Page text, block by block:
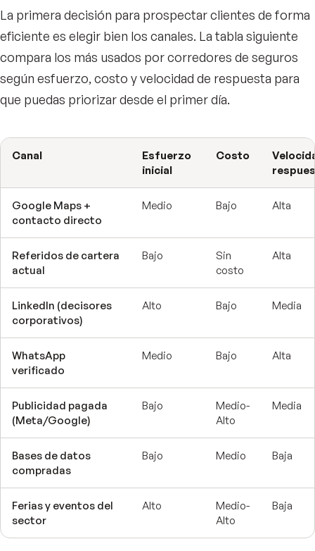
La primera decisión para prospectar clientes de forma
eficiente es elegir bien los canales. La tabla siguiente
compara los más usados por corredores de seguros
según esfuerzo, costo y velocidad de respuesta para
que puedas priorizar desde el primer día.
Canal
Esfuerzo
inicial
Costo
Google Maps +
contacto directo
Medio Bajo Alta
Referidos de cartera
actual
Bajo
Sin
costo
Alta
LinkedIn (decisores
corporativos)
Alto Bajo Media
WhatsApp
verificado
Medio Bajo Alta
Publicidad pagada
(Meta/Google)
Bajo
Medio-
Alto
Media
Bases de datos
compradas
Bajo Medio Baja
Ferias y eventos del
sector
Alto
Medio-
Alto
Baja